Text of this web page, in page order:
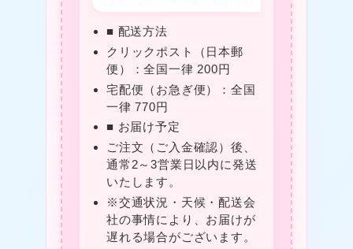
■ 配送方法
クリックポスト（日本郵
便）：全国一律 200円
宅配便（お急ぎ便）：全国
一律 770円
■ お届け予定
ご注文（ご入金確認）後、
通常2～3営業日以内に発送
いたします。
※交通状況・天候・配送会
社の事情により、お届けが
遅れる場合がございます。
★
❤